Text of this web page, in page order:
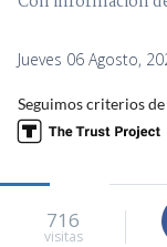
Jueves 06 Agosto,
Seguimos criterios de
716
visitas